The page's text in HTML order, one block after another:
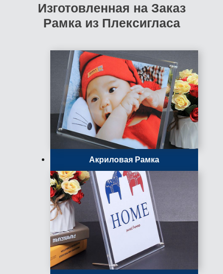
Изготовленная на Заказ
Рамка из Плексигласа
Акриловая Рамка